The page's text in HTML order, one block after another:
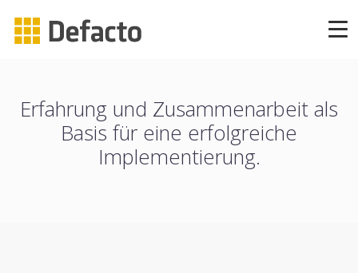
CAPP Learning
CAPP Compliance
Erfahrung und Zusammenarbeit als
Basis für eine erfolgreiche
Implementierung.